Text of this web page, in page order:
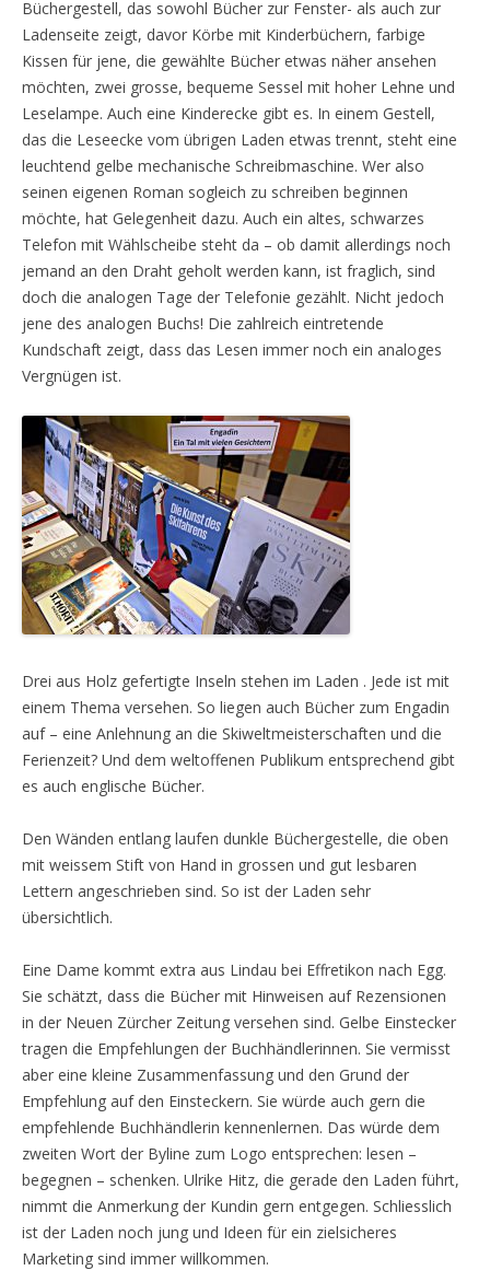
Büchergestell, das sowohl Bücher zur Fenster- als auch zur
Ladenseite zeigt, davor Körbe mit Kinderbüchern, farbige
Kissen für jene, die gewählte Bücher etwas näher ansehen
möchten, zwei grosse, bequeme Sessel mit hoher Lehne und
Leselampe. Auch eine Kinderecke gibt es. In einem Gestell,
das die Leseecke vom übrigen Laden etwas trennt, steht eine
leuchtend gelbe mechanische Schreibmaschine. Wer also
seinen eigenen Roman sogleich zu schreiben beginnen
möchte, hat Gelegenheit dazu. Auch ein altes, schwarzes
Telefon mit Wählscheibe steht da – ob damit allerdings noch
jemand an den Draht geholt werden kann, ist fraglich, sind
doch die analogen Tage der Telefonie gezählt. Nicht jedoch
jene des analogen Buchs! Die zahlreich eintretende
Kundschaft zeigt, dass das Lesen immer noch ein analoges
Vergnügen ist.
Drei aus Holz gefertigte Inseln stehen im Laden . Jede ist mit
einem Thema versehen. So liegen auch Bücher zum Engadin
auf – eine Anlehnung an die Skiweltmeisterschaften und die
Ferienzeit? Und dem weltoffenen Publikum entsprechend gibt
es auch englische Bücher.
Den Wänden entlang laufen dunkle Büchergestelle, die oben
mit weissem Stift von Hand in grossen und gut lesbaren
Lettern angeschrieben sind. So ist der Laden sehr
übersichtlich.
Eine Dame kommt extra aus Lindau bei Effretikon nach Egg.
Sie schätzt, dass die Bücher mit Hinweisen auf Rezensionen
in der Neuen Zürcher Zeitung versehen sind. Gelbe Einstecker
tragen die Empfehlungen der Buchhändlerinnen. Sie vermisst
aber eine kleine Zusammenfassung und den Grund der
Empfehlung auf den Einsteckern. Sie würde auch gern die
empfehlende Buchhändlerin kennenlernen. Das würde dem
zweiten Wort der Byline zum Logo entsprechen: lesen –
begegnen – schenken. Ulrike Hitz, die gerade den Laden führt,
nimmt die Anmerkung der Kundin gern entgegen. Schliesslich
ist der Laden noch jung und Ideen für ein zielsicheres
Marketing sind immer willkommen.